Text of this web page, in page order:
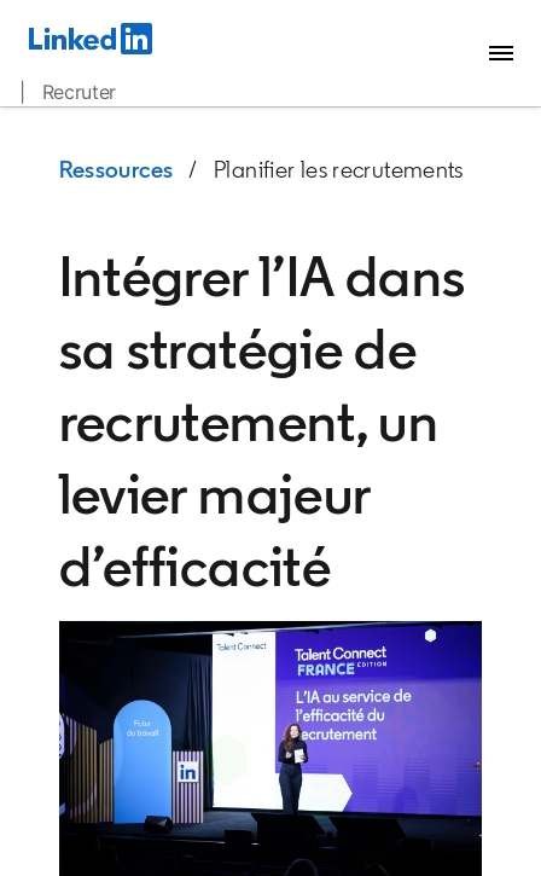
| Recruter
Ressources / Planifier les recrutements
Intégrer l’IA dans
sa stratégie de
recrutement, un
levier majeur
d’efficacité